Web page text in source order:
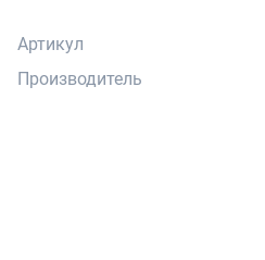
Артикул
Производитель